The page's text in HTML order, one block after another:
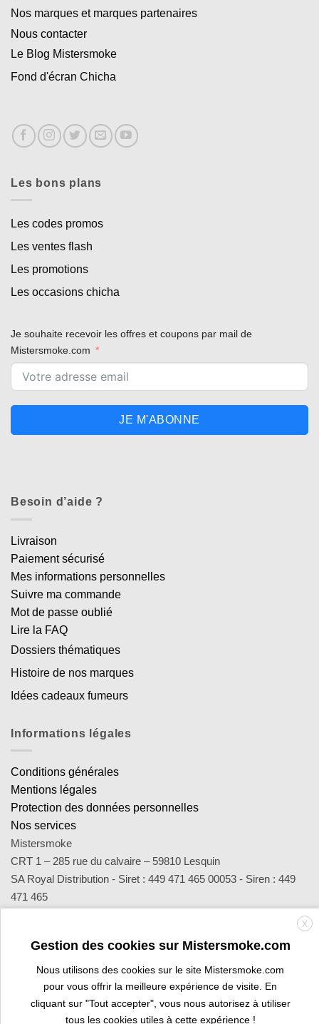
Nos marques et marques partenaires
Nous contacter
Le Blog Mistersmoke
Fond d'écran Chicha
Les bons plans
Les codes promos
Les ventes flash
Les promotions
Les occasions chicha
Je souhaite recevoir les offres et coupons par mail de
Mistersmoke.com
JE M'ABONNE
Besoin d’aide ?
Livraison
Paiement sécurisé
Mes informations personnelles
Suivre ma commande
Mot de passe oublié
Lire la FAQ
Dossiers thématiques
Histoire de nos marques
Idées cadeaux fumeurs
Informations légales
Conditions générales
Mentions légales
Protection des données personnelles
Nos services
Mistersmoke
CRT 1 – 285 rue du calvaire – 59810 Lesquin
SA Royal Distribution - Siret : 449 471 465 00053 - Siren : 449
471 465
sav@mistersmoke.com ou par téléphone au 03 20 90 56 55 du
lundi au vendredi de 9h à 17h.
Credit
Card
MasterCard
Apple
Pay
Bank
Transfer
Visa
Visa
Electron
X
Gestion des cookies sur Mistersmoke.com
Nous utilisons des cookies sur le site Mistersmoke.com
pour vous offrir la meilleure expérience de visite. En
cliquant sur "Tout accepter", vous nous autorisez à utiliser
tous les cookies utiles à cette expérience !